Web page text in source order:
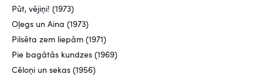
Pūt, vējiņi! (1973)
Oļegs un Aina (1973)
Pilsēta zem liepām (1971)
Pie bagātās kundzes (1969)
Cēloņi un sekas (1956)